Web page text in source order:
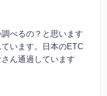
べるの？と思います
います。日本のETC
ん通過しています